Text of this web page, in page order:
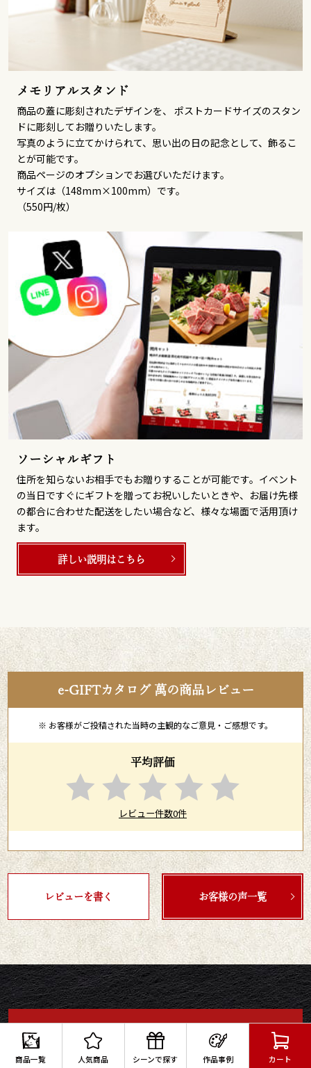
商品一覧 人気商品 シーンで探す 作品事例 カート
メモリアルスタンド
商品の蓋に彫刻されたデザインを、 ポストカードサイズのスタン
ドに彫刻してお贈りいたします。
写真のように立てかけられて、思い出の日の記念として、飾るこ
とが可能です。
商品ページのオプションでお選びいただけます。
サイズは（148mm×100mm）です。
（550円/枚）
ソーシャルギフト
住所を知らないお相手でもお贈りすることが可能です。イベント
の当日ですぐにギフトを贈ってお祝いしたいときや、お届け先様
の都合に合わせた配送をしたい場合など、様々な場面で活用頂け
ます。
詳しい説明はこちら
e-GIFTカタログ 萬の商品レビュー
※ お客様がご投稿された当時の主観的なご意見・ご感想です。
平均評価
レビュー件数0件
レビューを書く お客様の声一覧
ご注文入力はこちら
以下の項目をご記入の上、